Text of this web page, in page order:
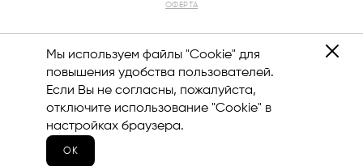
Мы используем файлы "Cookie" для
повышения удобства пользователей.
Если Вы не согласны, пожалуйста,
отключите использование "Cookie" в
настройках браузера.
ОК
ОФЕРТА
8 (800) 444-12-10